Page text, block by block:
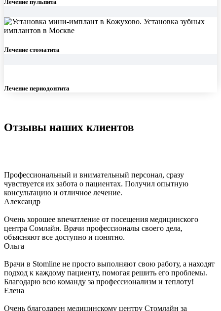
Лечение пульпита
Лечение стоматита
Лечение периодонтита
Отзывы наших клиентов
Профессиональный и внимательный персонал, сразу
чувствуется их забота о пациентах. Получил опытную
консультацию и отличное лечение.
Александр
Очень хорошее впечатление от посещения медицинского
центра Сомлайн. Врачи профессионалы своего дела,
объясняют все доступно и понятно.
Ольга
Врачи в Stomline не просто выполняют свою работу, а находят
подход к каждому пациенту, помогая решить его проблемы.
Благодарю всю команду за профессионализм и теплоту!
Елена
Очень благодарен медицинскому центру Стомлайн за